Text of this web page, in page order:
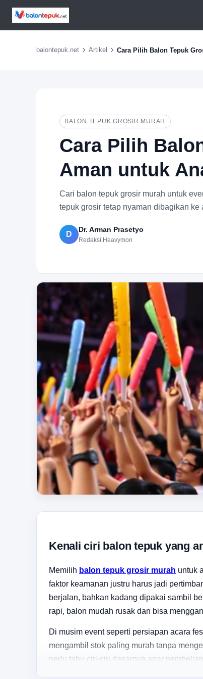
balontepuk.net Artikel Cara Pilih Balon Tepuk
BALON TEPUK GROSIR MURAH
Cara Pilih
Aman untuk
Cari balon tepuk grosir murah untuk
tepuk grosir tetap nyaman dibagikan ke
D
Dr. Arman Prasetyo
Redaksi Heavymon
Kenali ciri balon tepuk yang
Memilih balon tepuk grosir murah untuk
faktor keamanan justru harus jadi
berjalan, bahkan kadang dipakai sambil
rapi, balon mudah rusak dan bisa
Di musim event seperti persiapan acara
mengambil stok paling murah tanpa
perlu tahu ciri-ciri dasarnya agar